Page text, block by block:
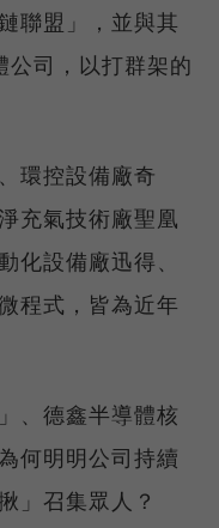
聯盟」，並與其
公司，以打群架的
環控設備廠奇
充氣技術廠聖凰
化設備廠迅得、
程式，皆為近年
、德鑫半導體核
何明明公司持續
」召集眾人？